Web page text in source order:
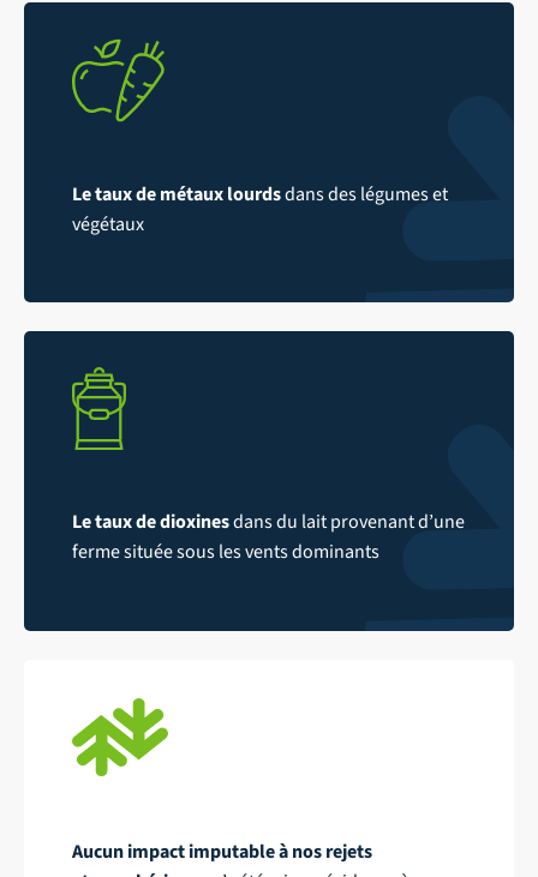
Le taux de métaux lourdsdans des légumes et
végétaux
Le taux de dioxinesdans du lait provenant d’une
ferme située sous les vents dominants
Aucun impact imputable à nos rejets